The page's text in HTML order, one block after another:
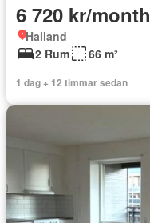
6 720 kr/month
Halland
2 Rum
66 m²
1 dag + 12 timmar sedan